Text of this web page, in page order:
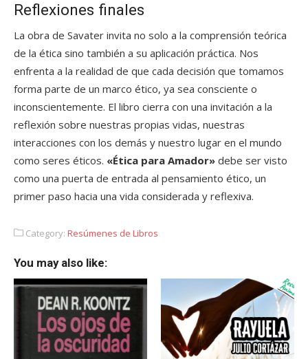
Reflexiones finales
La obra de Savater invita no solo a la comprensión teórica
de la ética sino también a su aplicación práctica. Nos
enfrenta a la realidad de que cada decisión que tomamos
forma parte de un marco ético, ya sea consciente o
inconscientemente. El libro cierra con una invitación a la
reflexión sobre nuestras propias vidas, nuestras
interacciones con los demás y nuestro lugar en el mundo
como seres éticos. «Ética para Amador» debe ser visto
como una puerta de entrada al pensamiento ético, un
primer paso hacia una vida considerada y reflexiva.
Category: Resúmenes de Libros
You may also like: